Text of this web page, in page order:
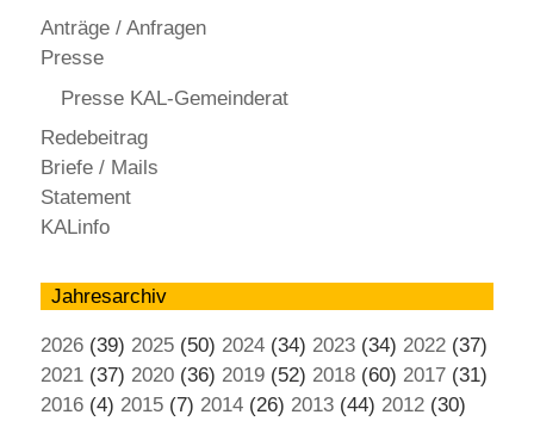
Anträge / Anfragen
Presse
Presse KAL-Gemeinderat
Redebeitrag
Briefe / Mails
Statement
KALinfo
Jahresarchiv
2026 (39) 2025 (50) 2024 (34) 2023 (34) 2022 (37)
2021 (37) 2020 (36) 2019 (52) 2018 (60) 2017 (31)
2016 (4) 2015 (7) 2014 (26) 2013 (44) 2012 (30)